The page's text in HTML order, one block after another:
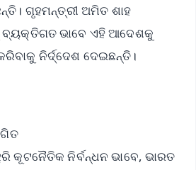
ଗୃହମନ୍ତ୍ରୀ ଅମିତ ଶାହ
ଭାବେ ଏହି ଆଦେଶକୁ
ନିର୍ଦ୍ଦେଶ ଦେଇଛନ୍ତି।
କୂଟନୈତିକ ନିର୍ବନ୍ଧନ ଭାବେ, ଭାରତ